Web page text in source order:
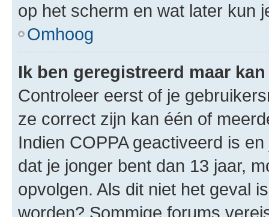
op het scherm en wat later kun
Omhoog
Ik ben geregistreerd maar
Controleer eerst of je
ze correct zijn kan één of
Indien COPPA geactiveerd is
dat je jonger bent dan 13 jaar,
opvolgen. Als dit niet het geval
worden? Sommige forums